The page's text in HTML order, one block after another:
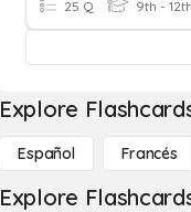
25 Q 9th - 12th
Explore
Español Francés
Explore